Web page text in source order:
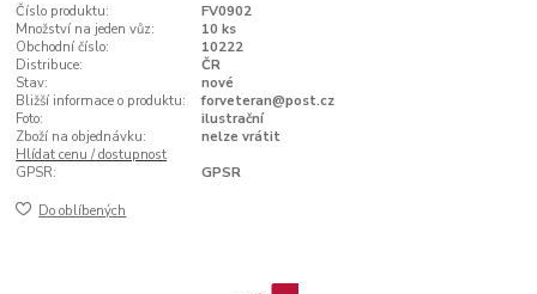
Číslo produktu:
FV0902
Množství na jeden vůz:
10 ks
Obchodní číslo:
10222
Distribuce:
ČR
Stav:
nové
Bližší informace o produktu:
forveteran@post.cz
Foto:
ilustrační
Zboží na objednávku:
nelze vrátit
Hlídat cenu / dostupnost
GPSR:
GPSR
Do oblíbených